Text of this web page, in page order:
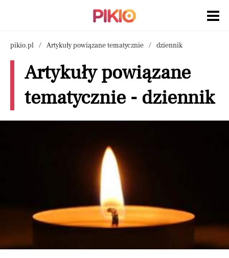
pikio.pl Artykuły powiązane tematycznie dziennik
Artykuły powiązane
tematycznie - dziennik